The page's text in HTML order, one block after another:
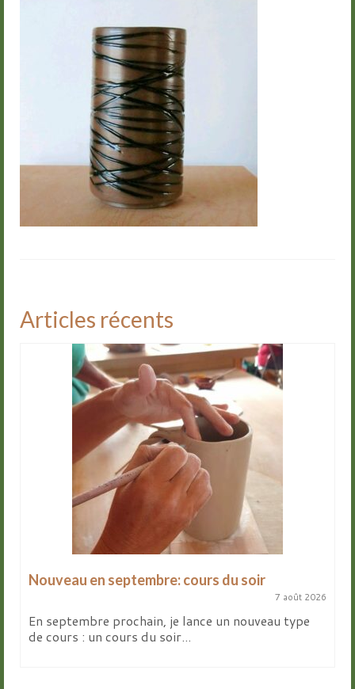
Livre d’or
Contact
Articles récents
Nouveau en septembre: cours du soir
7 août 2026
En septembre prochain, je lance un nouveau type
de cours : un cours du soir...